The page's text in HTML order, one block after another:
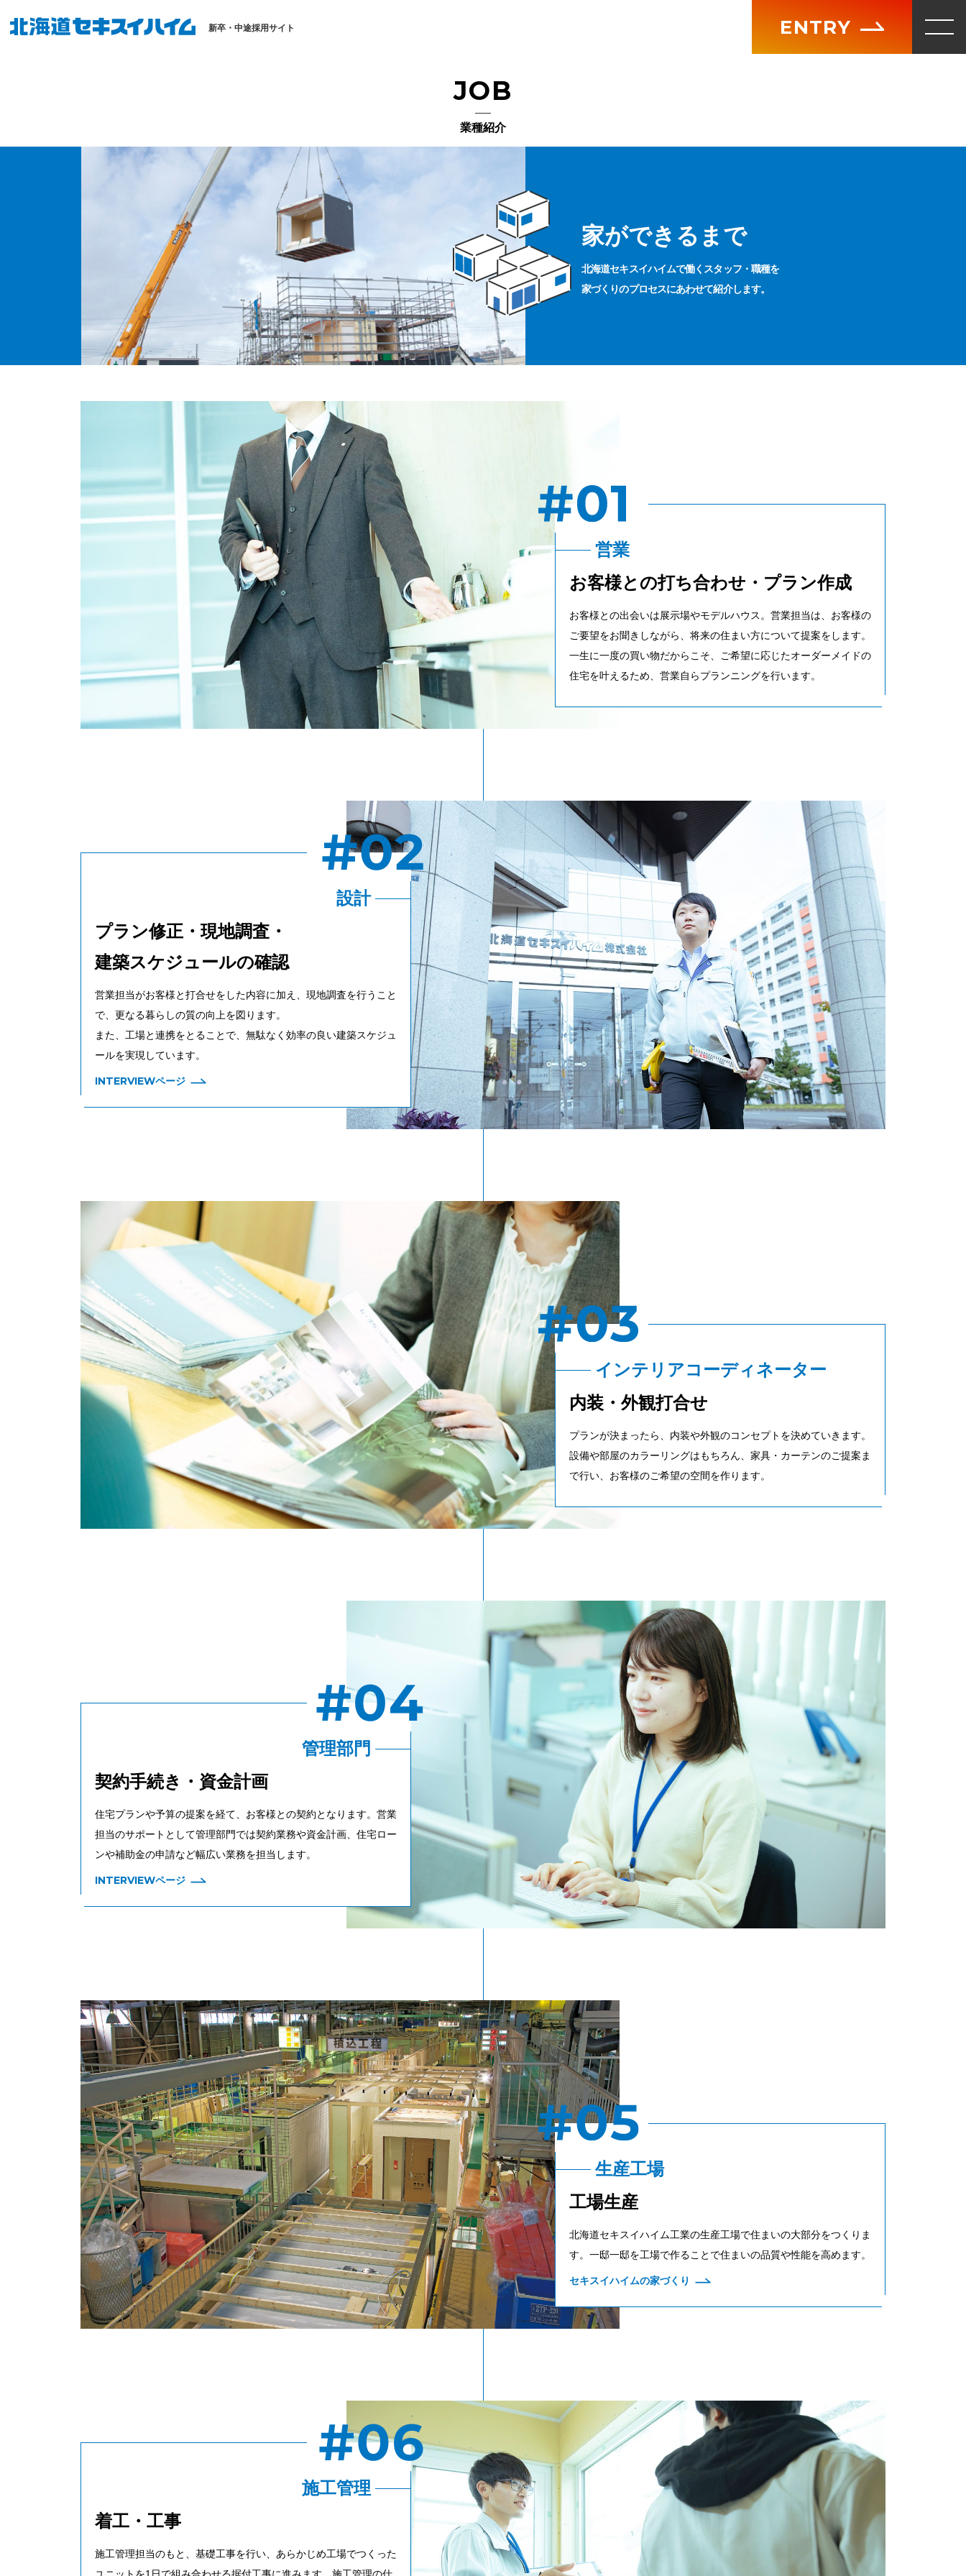
新卒・中途採用サイト ENTRY
JOB
業種紹介
家ができるまで
北海道セキスイハイムで働くスタッフ・職種を
家づくりのプロセスにあわせて紹介します。
営業
お客様との打ち合わせ・プラン作成
お客様との出会いは展示場やモデルハウス。営業担当は、お客様の
ご要望をお聞きしながら、将来の住まい方について提案をします。
一生に一度の買い物だからこそ、ご希望に応じたオーダーメイドの
住宅を叶えるため、営業自らプランニングを行います。
設計
プラン修正・現地調査・
建築スケジュールの確認
営業担当がお客様と打合せをした内容に加え、現地調査を行うこと
で、更なる暮らしの質の向上を図ります。
また、工場と連携をとることで、無駄なく効率の良い建築スケジュ
ールを実現しています。
INTERVIEWページ
インテリアコーディネーター
内装・外観打合せ
プランが決まったら、内装や外観のコンセプトを決めていきます。
設備や部屋のカラーリングはもちろん、家具・カーテンのご提案ま
で行い、お客様のご希望の空間を作ります。
管理部門
契約手続き・資金計画
住宅プランや予算の提案を経て、お客様との契約となります。営業
担当のサポートとして管理部門では契約業務や資金計画、住宅ロー
ンや補助金の申請など幅広い業務を担当します。
INTERVIEWページ
生産工場
工場生産
北海道セキスイハイム工業の生産工場で住まいの大部分をつくりま
す。一邸一邸を工場で作ることで住まいの品質や性能を高めます。
セキスイハイムの家づくり
施工管理
着工・工事
施工管理担当のもと、基礎工事を行い、あらかじめ工場でつくった